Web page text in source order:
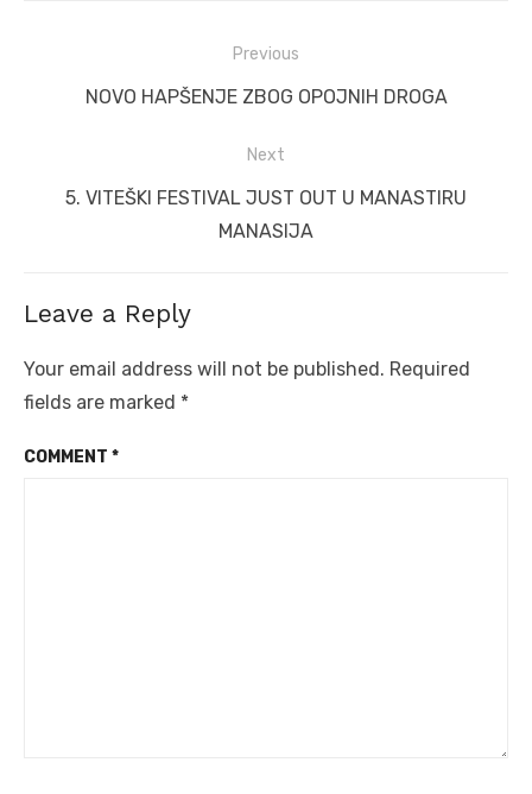
navigation
Previous
Previous
NOVO HAPŠENJE ZBOG OPOJNIH DROGA
Next
Next5. VITEŠKI FESTIVAL JUST OUT U MANASTIRU
MANASIJA
Leave a Reply
Your email address will not be published. Required
fields are marked *
COMMENT *